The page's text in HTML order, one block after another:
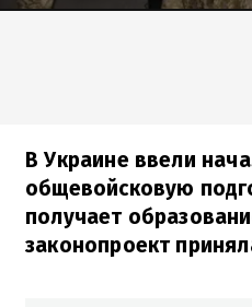
В Украине ввели
общевойсковую
получает
законопроект